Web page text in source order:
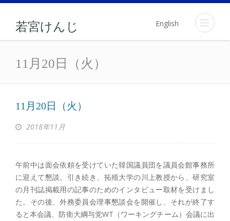
若宮けんじ English
11月20日（火）
11月20日（火）
11月20日（火）
2018年11月
午前中は面会依頼を受けていた韓国議員団を議員会館事務所
に迎えて懇談。引き続き、拓殖大学の川上教授から、研究室
の月刊誌掲載用の記事のためのインタビュー取材を受けまし
た。その後、外務委員会理事懇談会を開催し、それが終了す
ると本会議、防衛大綱与党WT（ワーキングチーム）会議に出